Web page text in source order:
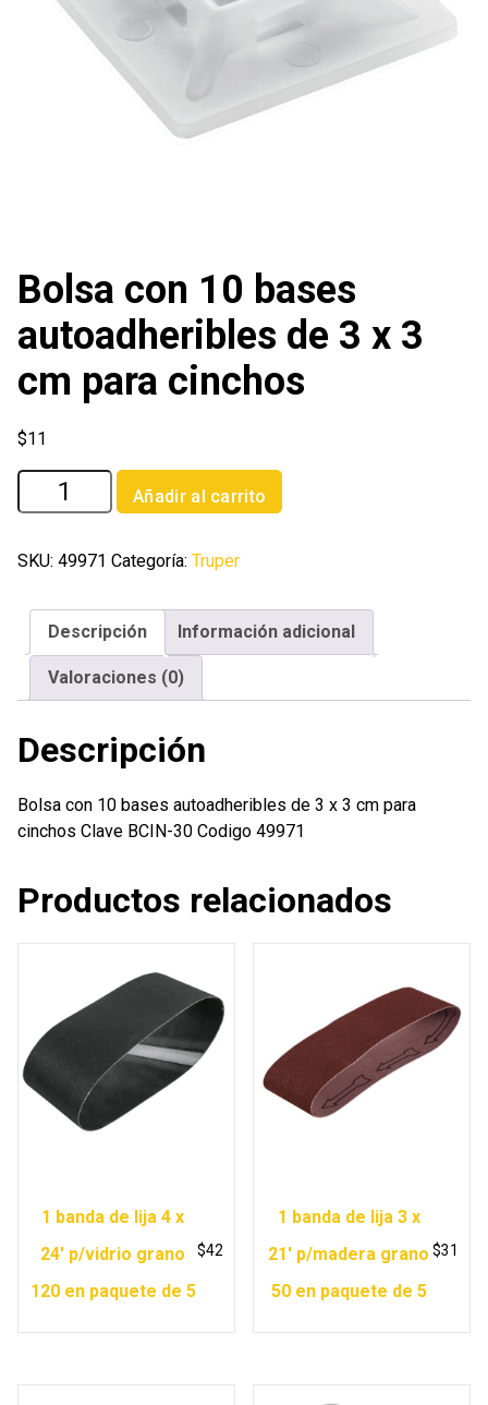
Bolsa con 10 bases
autoadheribles de 3 x 3
cm para cinchos
$11
Bolsa
con
bases
de
para
cinchos
cantidad
Añadir al carrito
SKU: 49971 Categoría: Truper
Descripción Información adicional
Valoraciones (0)
Descripción
Bolsa con 10 bases autoadheribles de 3 x 3 cm para
cinchos Clave BCIN-30 Codigo 49971
Productos relacionados
1 banda de lija 4 x
24′ p/vidrio grano
120 en paquete de 5
$42
1 banda de lija 3 x
21′ p/madera grano
50 en paquete de 5
$31